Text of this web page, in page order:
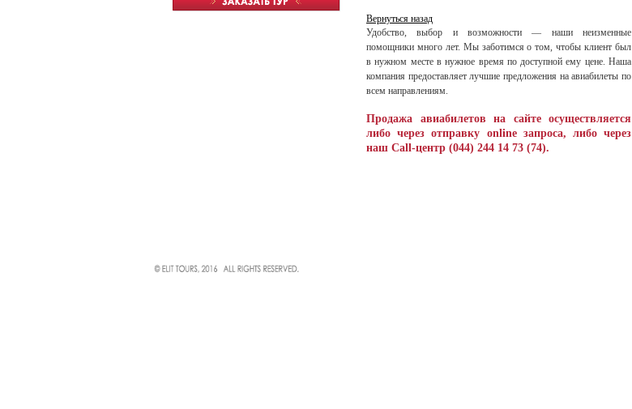
Вернуться назад
Удобство, выбор и возможности — наши неизменные
помощники много лет. Мы заботимся о том, чтобы клиент был
в нужном месте в нужное время по доступной ему цене. Наша
компания предоставляет лучшие предложения на авиабилеты по
всем направлениям.
Продажа авиабилетов на сайте осуществляется
либо через отправку online запроса, либо через
наш Call-центр (044) 244 14 73 (74).